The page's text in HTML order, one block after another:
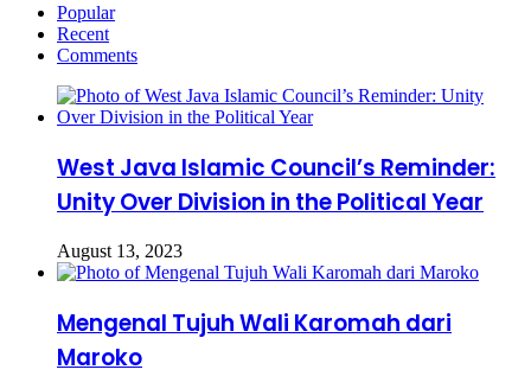
Popular
Recent
Comments
West Java Islamic Council’s Reminder:
Unity Over Division in the Political Year
August 13, 2023
Mengenal Tujuh Wali Karomah dari
Maroko